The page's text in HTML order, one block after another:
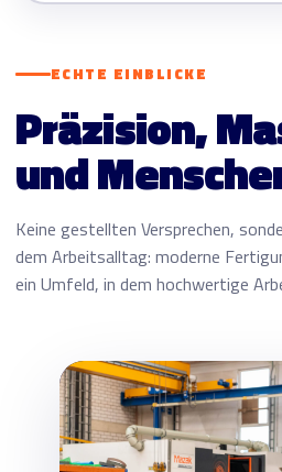
ECHTE EINBLICKE
Präzision,
und
Keine gestellten Versprechen,
dem Arbeitsalltag: moderne
ein Umfeld, in dem hochwertige